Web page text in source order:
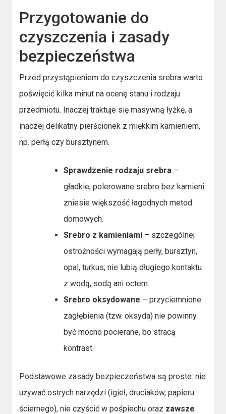
Przygotowanie do
czyszczenia i zasady
bezpieczeństwa
Przed przystąpieniem do czyszczenia srebra warto
poświęcić kilka minut na ocenę stanu i rodzaju
przedmiotu. Inaczej traktuje się masywną łyżkę, a
inaczej delikatny pierścionek z miękkim kamieniem,
np. perłą czy bursztynem.
Sprawdzenie rodzaju srebra –
gładkie, polerowane srebro bez kamieni
zniesie większość łagodnych metod
domowych.
Srebro z kamieniami – szczególnej
ostrożności wymagają perły, bursztyn,
opal, turkus; nie lubią długiego kontaktu
z wodą, sodą ani octem.
Srebro oksydowane – przyciemnione
zagłębienia (tzw. oksyda) nie powinny
być mocno pocierane, bo stracą
kontrast.
Podstawowe zasady bezpieczeństwa są proste: nie
używać ostrych narzędzi (igieł, druciaków, papieru
ściernego), nie czyścić w pośpiechu oraz zawsze